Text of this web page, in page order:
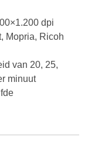
dpi
Mopria, Ricoh
van 20, 25,
minuut